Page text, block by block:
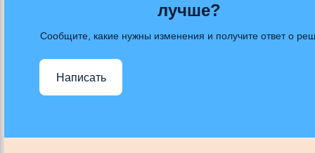
лучше?
Сообщите, какие нужны изменения и получите ответ о
Написать